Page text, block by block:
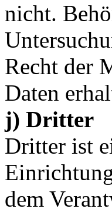
nicht.
Recht der
Daten
j) Dritter
Dritter ist
dem